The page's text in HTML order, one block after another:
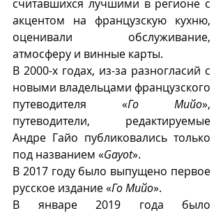
считавшихся лучшими в регионе с
акцентом на французскую кухню,
оценивали обслуживание,
атмосферу и винные карты.
В 2000-х годах, из-за разногласий с
новыми владельцами французского
путеводителя «Го Мийо»,
путеводители, редактируемые
Андре Гайо публиковались только
под названием «Gayot».
В 2017 году было выпущено первое
русское издание «Го Мийо».
В январе 2019 года было